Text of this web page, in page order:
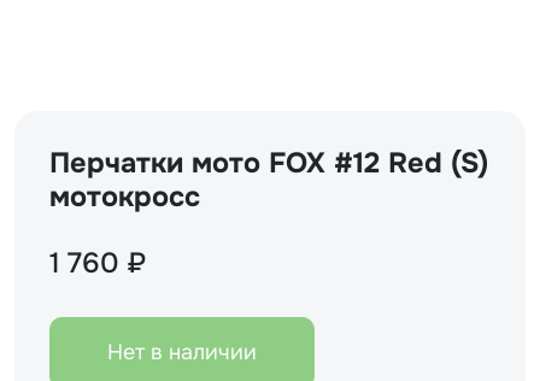
Перчатки мото FOX #12 Red (S)
мотокросс
1 760 ₽
Нет в наличии